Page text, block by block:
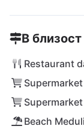
В близост
Restaurant
Beach